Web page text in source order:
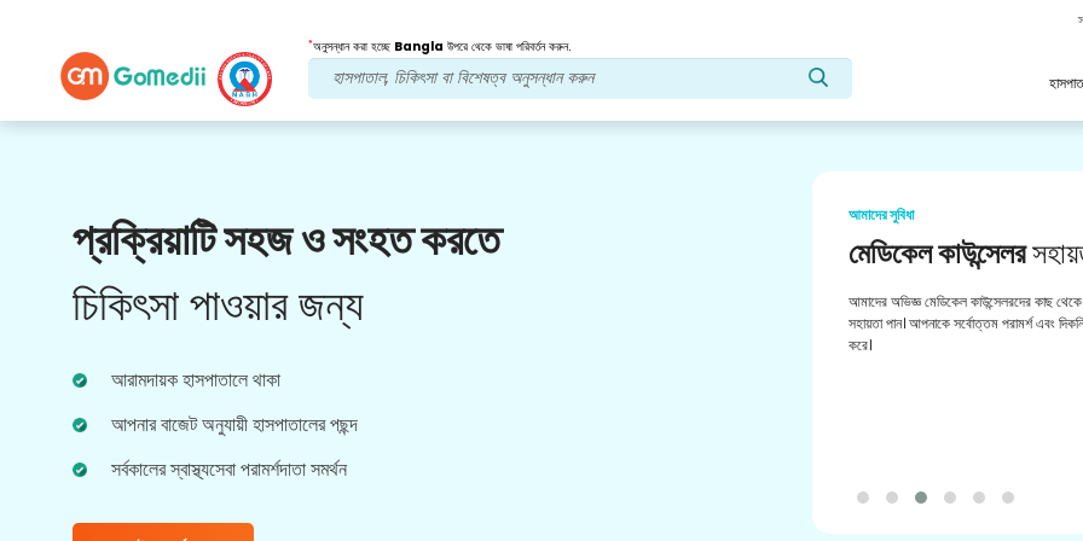
*অনুসন্ধান করা হচ্ছে Bangla উপরে থেকে ভাষা পরিবর্তন করুন.
প্রক্রিয়াটি সহজ ও সংহত করতে
চিকিৎসা পাওয়ার জন্য
আরামদায়ক হাসপাতালে থাকা
আপনার বাজেট অনুযায়ী হাসপাতালের পছন্দ
সর্বকালের স্বাস্থ্যসেবা পরামর্শদাতা সমর্থন
আমাদের সুবিধা
পোস্ট চিকিত্সাঅনুসরণ যত্ন
আপনার সমস্যার সমাধান করার জন্য আমাদের দলের সাথে 24x7
চিকিৎসা এবং রোগীর সহায়তা পান। আপনার চিকিৎসার
আমাদের সুবিধা
মেডিকেল কাউন্সেলর
আমাদের অভিজ্ঞ মেডিকেল কাউন্সেলরদের কাছ থেকে
সহায়তা পান। আপনাকে সর্বোত্তম পরামর্শ এবং
করে।